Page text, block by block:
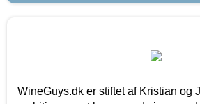
WineGuys.dk er stiftet af Kristian og